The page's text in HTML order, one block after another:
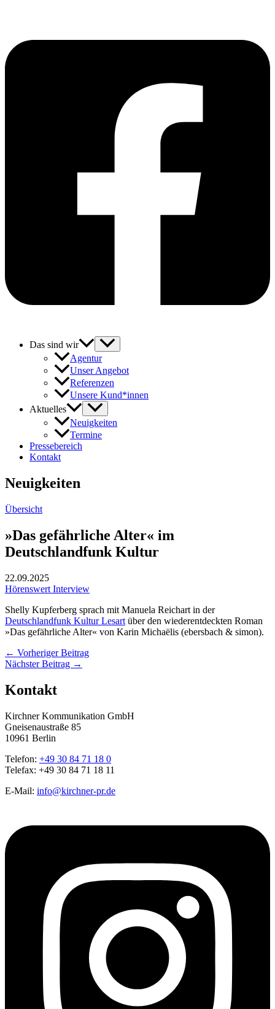
Das sind wir
Agentur
Unser Angebot
Referenzen
Unsere Kund*innen
Aktuelles
Neuigkeiten
Termine
Pressebereich
Kontakt
Neuigkeiten
Übersicht
»Das gefährliche Alter« im
Deutschlandfunk Kultur
22.09.2025
Hörenswert Interview
Shelly Kupferberg sprach mit Manuela Reichart in der
Deutschlandfunk Kultur Lesart über den wiederentdeckten Roman
»Das gefährliche Alter« von Karin Michaëlis (ebersbach & simon).
← Vorheriger Beitrag
Nächster Beitrag →
Kontakt
Kirchner Kommunikation GmbH
Gneisenaustraße 85
10961 Berlin
Telefon: +49 30 84 71 18 0
Telefax: +49 30 84 71 18 11
E-Mail: info@kirchner-pr.de